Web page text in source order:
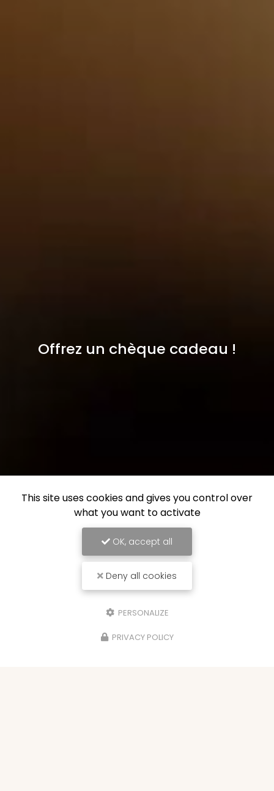
Offrez un chèque cadeau !
This site uses cookies and gives you control over
what you want to activate
OK, accept all
Deny all cookies
PERSONALIZE
PRIVACY POLICY